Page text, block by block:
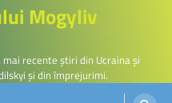
Mogyliv
recente știri din Ucraina și
și din împrejurimi.